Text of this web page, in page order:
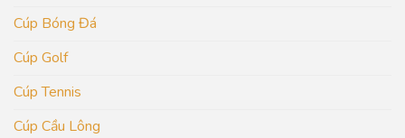
Cúp Bóng Đá
Cúp Golf
Cúp Tennis
Cúp Cầu Lông